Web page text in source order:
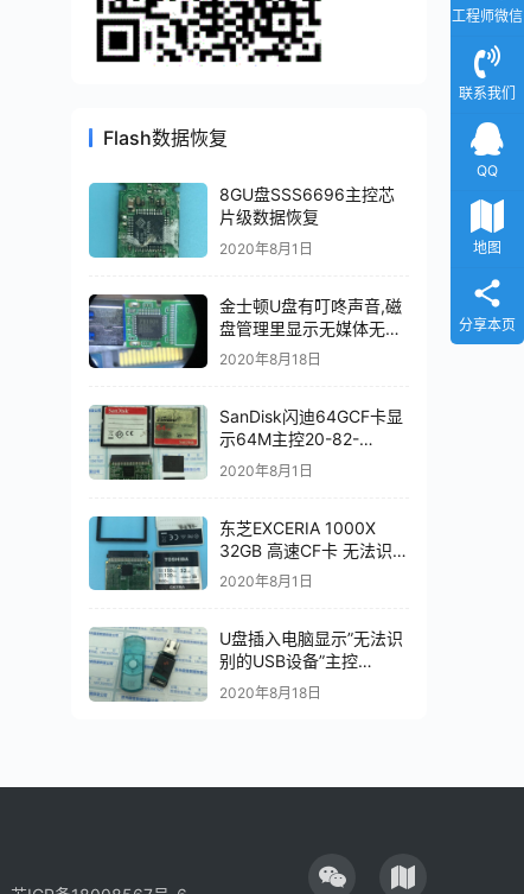
Flash数据恢复
8GU盘SSS6696主控芯
片级数据恢复
2020年8月1日
金士顿U盘有叮咚声音,磁
盘管理里显示无媒体无法
识别主控PS2251-07-V
2020年8月18日
SanDisk闪迪64GCF卡显
示64M主控20-82-
00549芯片级数据恢复成
2020年8月1日
东芝EXCERIA 1000X
32GB 高速CF卡 无法识别
数据恢复成功
2020年8月1日
U盘插入电脑显示”无法识
别的USB设备”主控
AU6985HL数据恢复成功
2020年8月18日
工程师微信
联系我们
QQ
地图
分享本页